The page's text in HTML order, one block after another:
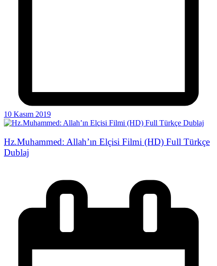
10 Kasım 2019
Hz.Muhammed: Allah’ın Elçisi Filmi (HD) Full Türkçe
Dublaj